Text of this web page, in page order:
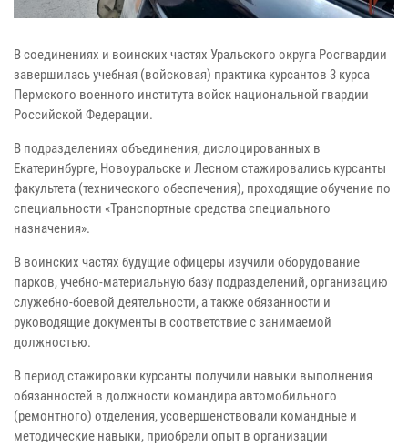
В соединениях и воинских частях Уральского округа Росгвардии
завершилась учебная (войсковая) практика курсантов 3 курса
Пермского военного института войск национальной гвардии
Российской Федерации.
В подразделениях объединения, дислоцированных в
Екатеринбурге, Новоуральске и Лесном стажировались курсанты
факультета (технического обеспечения), проходящие обучение по
специальности «Транспортные средства специального
назначения».
В воинских частях будущие офицеры изучили оборудование
парков, учебно-материальную базу подразделений, организацию
служебно-боевой деятельности, а также обязанности и
руководящие документы в соответствие с занимаемой
должностью.
В период стажировки курсанты получили навыки выполнения
обязанностей в должности командира автомобильного
(ремонтного) отделения, усовершенствовали командные и
методические навыки, приобрели опыт в организации